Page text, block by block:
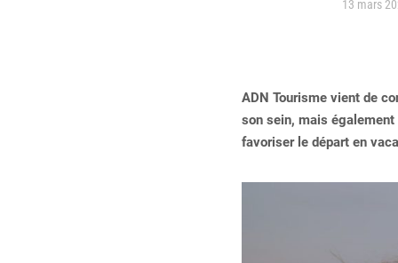
13 mars
ADN Tourisme vient de
son sein, mais
favoriser le départ en